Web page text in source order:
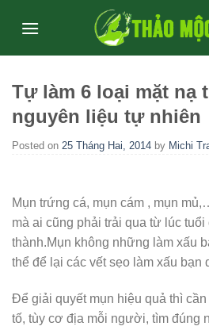
Tự làm 6 loại mặt nạ
nguyên liệu tự nhiên
Posted on 25 Tháng Hai, 2014 by Michi
Mụn trứng cá, mụn cám , mụn
mà ai cũng phải trải qua từ lúc
thành.Mụn không những làm xấu
thể để lại các vết sẹo làm xấu bạn
Để giải quyết mụn hiệu quả thì
tố, tùy cơ địa mỗi người, tìm đúng